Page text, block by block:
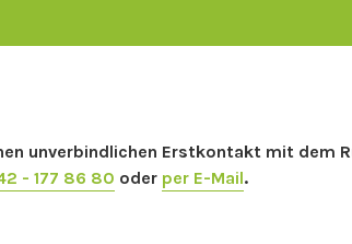
unverbindlichen Erstkontakt mit dem
- 177 86 80 oder per E-Mail.